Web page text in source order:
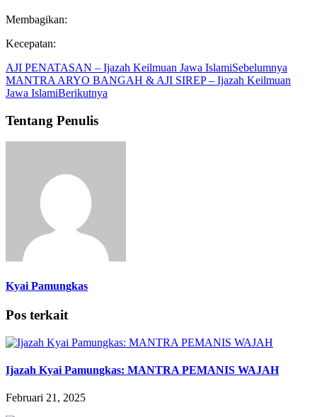
Membagikan:
Kecepatan:
AJI PENATASAN – Ijazah Keilmuan Jawa IslamiSebelumnya
MANTRA ARYO BANGAH & AJI SIREP – Ijazah Keilmuan
Jawa IslamiBerikutnya
Tentang Penulis
Kyai Pamungkas
Pos terkait
Ijazah Kyai Pamungkas: MANTRA PEMANIS WAJAH
Februari 21, 2025